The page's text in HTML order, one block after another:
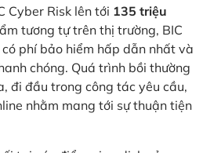
Cyber Risk lên tới 135 triệu
tương tự trên thị trường, BIC
phí bảo hiểm hấp dẫn nhất và
chóng. Quá trình bồi thường
đi đầu trong công tác yêu cầu,
nhằm mang tới sự thuận tiện